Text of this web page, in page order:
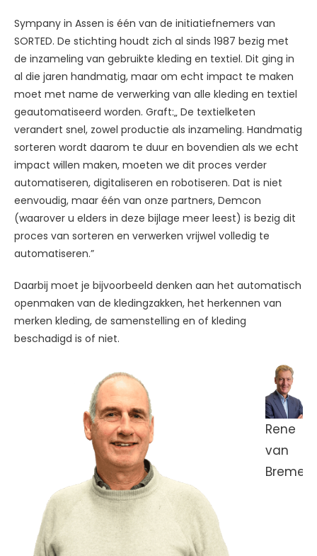
Sympany in Assen is één van de initiatiefnemers van
SORTED. De stichting houdt zich al sinds 1987 bezig met
de inzameling van gebruikte kleding en textiel. Dit ging in
al die jaren handmatig, maar om echt impact te maken
moet met name de verwerking van alle kleding en textiel
geautomatiseerd worden. Graft:„ De textielketen
verandert snel, zowel productie als inzameling. Handmatig
sorteren wordt daarom te duur en bovendien als we echt
impact willen maken, moeten we dit proces verder
automatiseren, digitaliseren en robotiseren. Dat is niet
eenvoudig, maar één van onze partners, Demcon
(waarover u elders in deze bijlage meer leest) is bezig dit
proces van sorteren en verwerken vrijwel volledig te
automatiseren.”
Daarbij moet je bijvoorbeeld denken aan het automatisch
openmaken van de kledingzakken, het herkennen van
merken kleding, de samenstelling en of kleding
beschadigd is of niet.
Rene
van
Bremen